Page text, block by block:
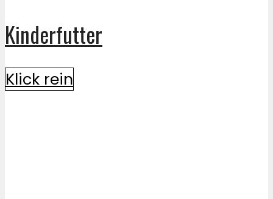
Kinderfutter
Klick rein